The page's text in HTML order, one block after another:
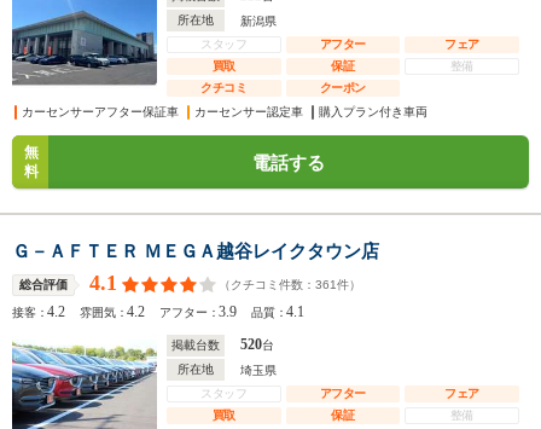
所在地
新潟県
スタッフ
アフター
フェア
買取
保証
整備
クチコミ
クーポン
カーセンサーアフター保証車
カーセンサー認定車 購入プラン付き車両
無
料
電話する
Ｇ－ＡＦＴＥＲ ＭＥＧＡ越谷レイクタウン店
総合評価 4.1 （クチコミ件数： 361件）
接客：4.2 雰囲気：4.2 アフター：3.9 品質：4.1
掲載台数 520台
所在地
埼玉県
スタッフ
アフター
フェア
買取
保証
整備